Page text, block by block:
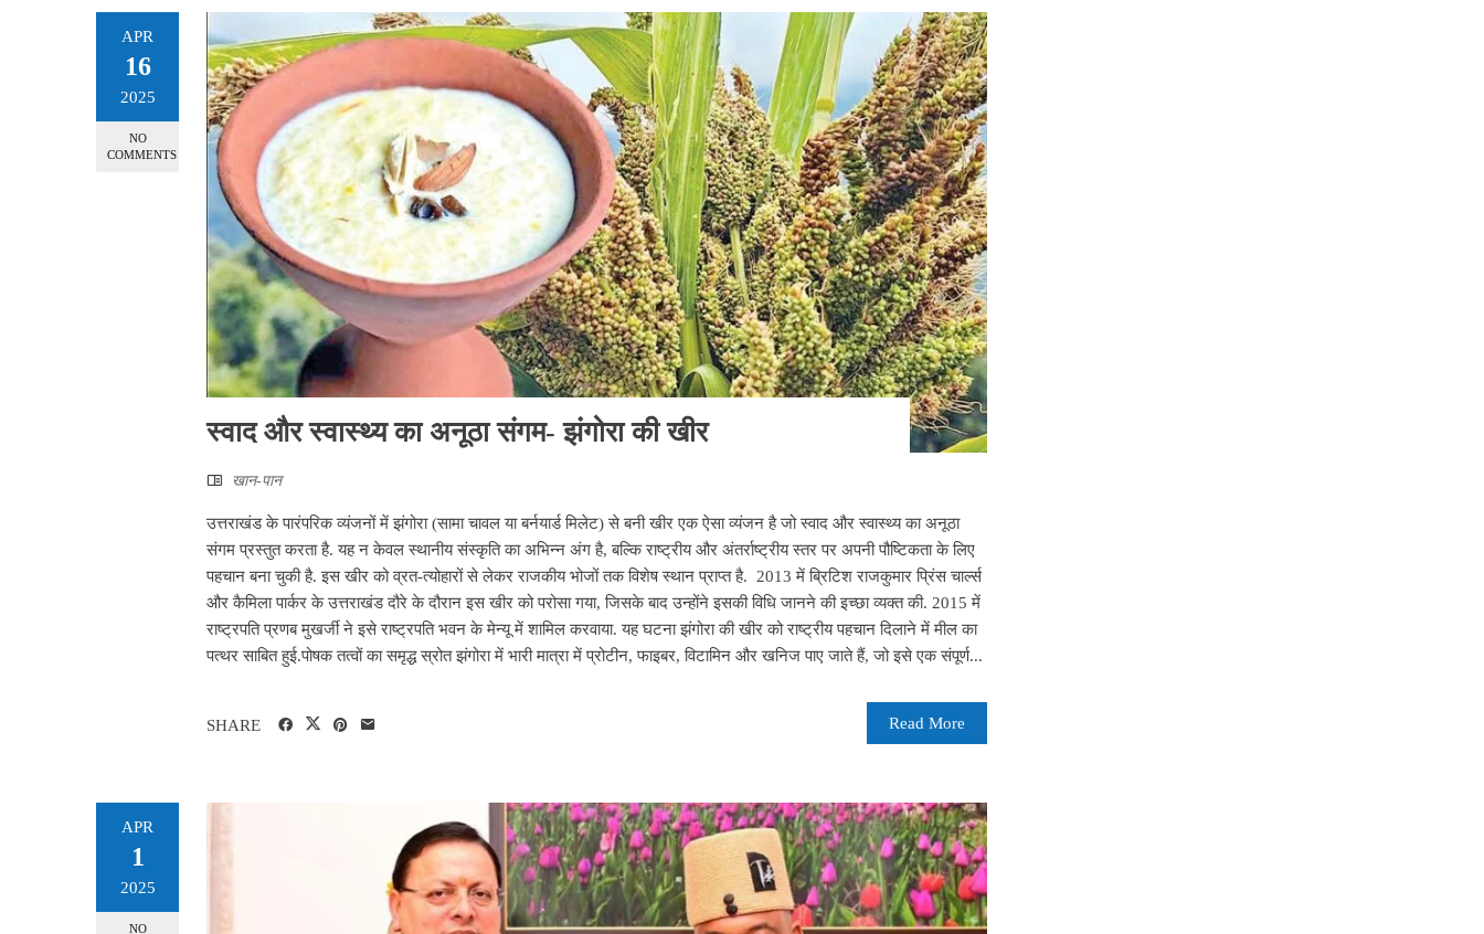
APR
16
2025
NO
COMMENTS
स्वाद और स्वास्थ्य का अनूठा संगम- झंगोरा की खीर
खान-पान
उत्तराखंड के पारंपरिक व्यंजनों में झंगोरा (सामा चावल या बर्नयार्ड मिलेट) से बनी खीर एक ऐसा व्यंजन है जो स्वाद और स्वास्थ्य का अनूठा
संगम प्रस्तुत करता है. यह न केवल स्थानीय संस्कृति का अभिन्न अंग है, बल्कि राष्ट्रीय और अंतर्राष्ट्रीय स्तर पर अपनी पौष्टिकता के लिए
पहचान बना चुकी है. इस खीर को व्रत-त्योहारों से लेकर राजकीय भोजों तक विशेष स्थान प्राप्त है. 2013 में ब्रिटिश राजकुमार प्रिंस चार्ल्स
और कैमिला पार्कर के उत्तराखंड दौरे के दौरान इस खीर को परोसा गया, जिसके बाद उन्होंने इसकी विधि जानने की इच्छा व्यक्त की. 2015 में
राष्ट्रपति प्रणब मुखर्जी ने इसे राष्ट्रपति भवन के मेन्यू में शामिल करवाया. यह घटना झंगोरा की खीर को राष्ट्रीय पहचान दिलाने में मील का
पत्थर साबित हुई.पोषक तत्वों का समृद्ध स्रोत झंगोरा में भारी मात्रा में प्रोटीन, फाइबर, विटामिन और खनिज पाए जाते हैं, जो इसे एक संपूर्ण...
Read More
SHARE
APR
1
2025
NO